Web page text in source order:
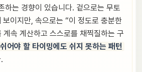
하는 경향이 있습니다. 겉으로는 무토
보이지만, 속으로는 “이 정도로 충분한
계속 계산하고 스스로를 채찍질하는 구
쉬어야 할 타이밍에도 쉬지 못하는 패턴